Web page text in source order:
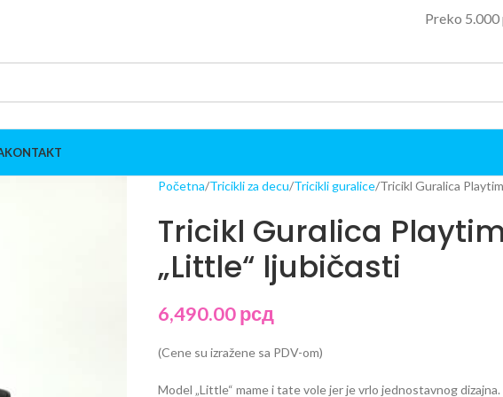
Preko
KONTAKT
Početna Tricikli za decu Tricikli guralice Tricikl Guralica
Tricikl Guralica
„Little“ ljubičasti
6,490.00рсд
(Cene su izražene sa PDV-om)
Model „Little“ mame i tate vole jer je vrlo jednostavnog